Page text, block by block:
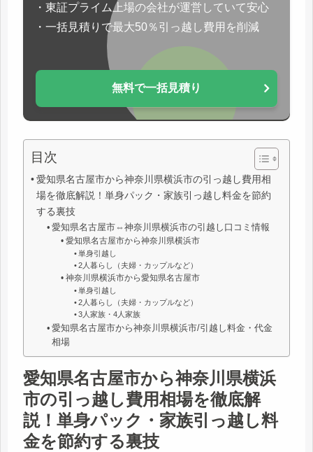
・東証プライム上場の会社が運営していて安心
・一括見積りで最大50％引っ越し費用を削減
無料で一括見積り
目次
愛知県名古屋市から神奈川県横浜市の引っ越し費用相
場を徹底解説！単身パック・家族引っ越し料金を節約
する裏技
愛知県名古屋市⇔神奈川県横浜市の引越し口コミ情報
愛知県名古屋市から神奈川県横浜市
単身引越し
2人暮らし（夫婦・カップルなど）
神奈川県横浜市から愛知県名古屋市
単身引越し
2人暮らし（夫婦・カップルなど）
3人家族・4人家族
愛知県名古屋市から神奈川県横浜市/引越し料金・代金
相場
愛知県名古屋市から神奈川県横浜
市の引っ越し費用相場を徹底解
説！単身パック・家族引っ越し料
金を節約する裏技